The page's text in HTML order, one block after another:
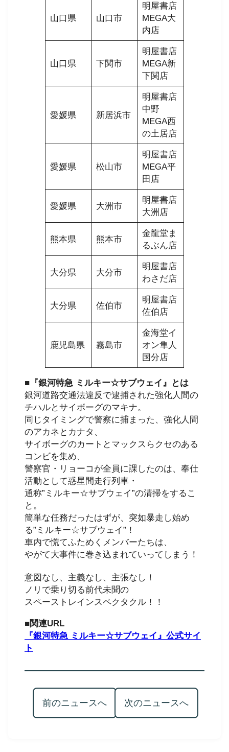
山口県 山口市
明屋書店
MEGA大
内店
山口県 下関市
明屋書店
MEGA新
下関店
愛媛県 新居浜市
明屋書店
中野
MEGA西
の土居店
愛媛県 松山市
明屋書店
MEGA平
田店
愛媛県 大洲市
明屋書店
大洲店
熊本県 熊本市
金龍堂ま
るぶん店
大分県 大分市
明屋書店
わさだ店
大分県 佐伯市
明屋書店
佐伯店
鹿児島県 霧島市
金海堂イ
オン隼人
国分店
■『銀河特急 ミルキー☆サブウェイ』とは
銀河道路交通法違反で逮捕された強化人間の
チハルとサイボーグのマキナ。
同じタイミングで警察に捕まった、強化人間
のアカネとカナタ、
サイボーグのカートとマックスらクセのある
コンビを集め、
警察官・リョーコが全員に課したのは、奉仕
活動として惑星間走行列車・
通称”ミルキー☆サブウェイ”の清掃をするこ
と。
簡単な任務だったはずが、突如暴走し始め
る”ミルキー☆サブウェイ”！
車内で慌てふためくメンバーたちは、
やがて大事件に巻き込まれていってしまう！
意図なし、主義なし、主張なし！
ノリで乗り切る前代未聞の
スペーストレインスペクタクル！！
■関連URL
『銀河特急 ミルキー☆サブウェイ』公式サイ
ト
前のニュースへ 次のニュースへ